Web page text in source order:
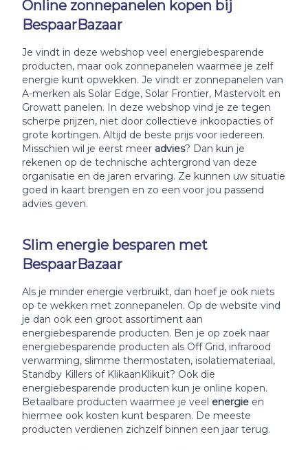
Online zonnepanelen kopen bij
BespaarBazaar
Je vindt in deze webshop veel energiebesparende
producten, maar ook zonnepanelen waarmee je zelf
energie kunt opwekken. Je vindt er zonnepanelen van
A-merken als Solar Edge, Solar Frontier, Mastervolt en
Growatt panelen. In deze webshop vind je ze tegen
scherpe prijzen, niet door collectieve inkoopacties of
grote kortingen. Altijd de beste prijs voor iedereen.
Misschien wil je eerst meer advies? Dan kun je
rekenen op de technische achtergrond van deze
organisatie en de jaren ervaring. Ze kunnen uw situatie
goed in kaart brengen en zo een voor jou passend
advies geven.
Slim energie besparen met
BespaarBazaar
Als je minder energie verbruikt, dan hoef je ook niets
op te wekken met zonnepanelen. Op de website vind
je dan ook een groot assortiment aan
energiebesparende producten. Ben je op zoek naar
energiebesparende producten als Off Grid, infrarood
verwarming, slimme thermostaten, isolatiemateriaal,
Standby Killers of KlikaanKlikuit? Ook die
energiebesparende producten kun je online kopen.
Betaalbare producten waarmee je veel energie en
hiermee ook kosten kunt besparen. De meeste
producten verdienen zichzelf binnen een jaar terug.